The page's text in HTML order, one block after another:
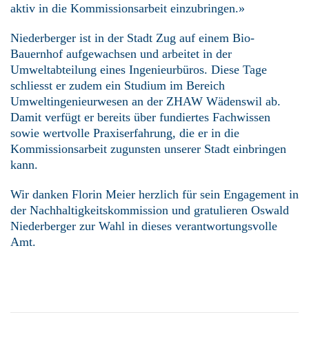
aktiv in die Kommissionsarbeit einzubringen.»
Niederberger ist in der Stadt Zug auf einem Bio-
Bauernhof aufgewachsen und arbeitet in der
Umweltabteilung eines Ingenieurbüros. Diese Tage
schliesst er zudem ein Studium im Bereich
Umweltingenieurwesen an der ZHAW Wädenswil ab.
Damit verfügt er bereits über fundiertes Fachwissen
sowie wertvolle Praxiserfahrung, die er in die
Kommissionsarbeit zugunsten unserer Stadt einbringen
kann.
Wir danken Florin Meier herzlich für sein Engagement in
der Nachhaltigkeitskommission und gratulieren Oswald
Niederberger zur Wahl in dieses verantwortungsvolle
Amt.